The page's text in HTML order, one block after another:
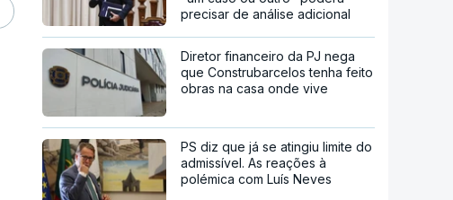
precisar de análise adicional
Diretor financeiro da PJ nega
que Construbarcelos tenha feito
obras na casa onde vive
PS diz que já se atingiu limite do
admissível. As reações à
polémica com Luís Neves